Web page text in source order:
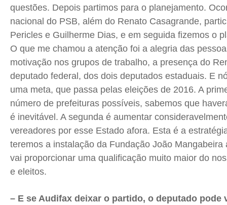
questões. Depois partimos para o planejamento.
nacional do PSB, além do Renato Casagrande,
Pericles e Guilherme Dias, e em seguida fizemos o
O que me chamou a atenção foi a alegria das
motivação nos grupos de trabalho, a presença do
deputado federal, dos dois deputados estaduais. E
uma meta, que passa pelas eleições de 2016. A
número de prefeituras possíveis, sabemos que
é inevitável. A segunda é aumentar
vereadores por esse Estado afora. Esta é a
teremos a instalação da Fundação João
vai proporcionar uma qualificação muito maior do
e eleitos.
– E se Audifax deixar o partido, o deputado pode